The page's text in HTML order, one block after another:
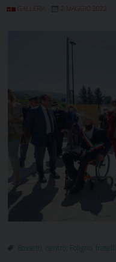
GALLERIA 2 MAGGIO 2022
Bassetti centro Foligno fratelli